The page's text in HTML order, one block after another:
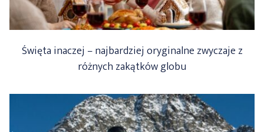
Święta inaczej – najbardziej oryginalne zwyczaje z
różnych zakątków globu